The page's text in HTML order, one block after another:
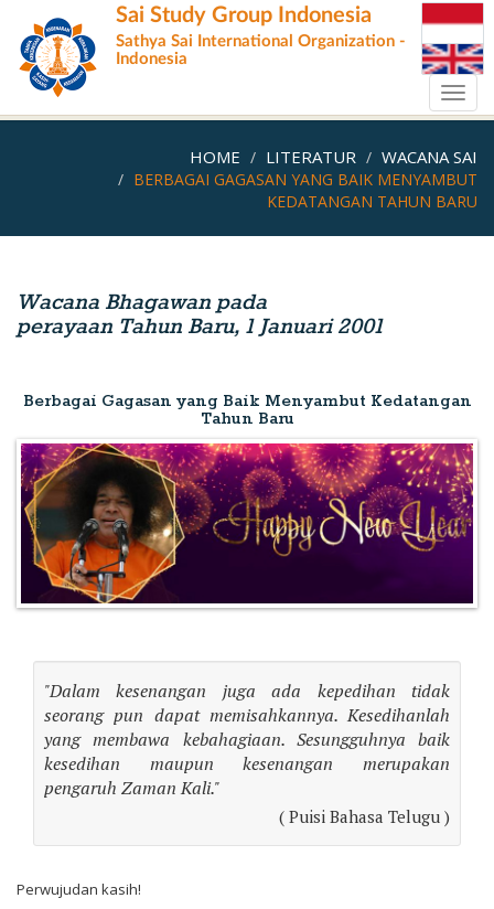
main
content
Sai Study Group Indonesia
Sathya Sai International Organization -
Indonesia
HOME LITERATUR WACANA SAI
BERBAGAI GAGASAN YANG BAIK MENYAMBUT
KEDATANGAN TAHUN BARU
Wacana Bhagawan pada
perayaan Tahun Baru, 1 Januari 2001
Berbagai Gagasan yang Baik Menyambut Kedatangan
Tahun Baru
"Dalam kesenangan juga ada kepedihan tidak
seorang pun dapat memisahkannya. Kesedihanlah
yang membawa kebahagiaan. Sesungguhnya baik
kesedihan maupun kesenangan merupakan
pengaruh Zaman Kali."
( Puisi Bahasa Telugu )
Perwujudan kasih!